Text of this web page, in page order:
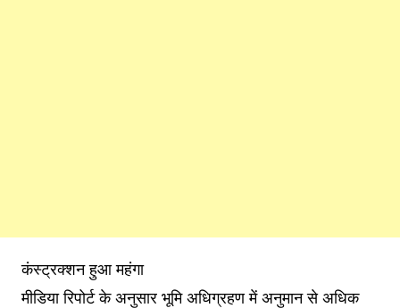
कंस्ट्रक्शन हुआ महंगा
मीडिया रिपोर्ट के अनुसार भूमि अधिग्रहण में अनुमान से अधिक